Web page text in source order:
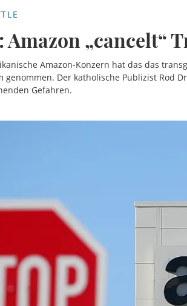
Amazon „cancelt“
Amazon-Konzern hat das das
genommen. Der katholische Publizist Rod
Gefahren.